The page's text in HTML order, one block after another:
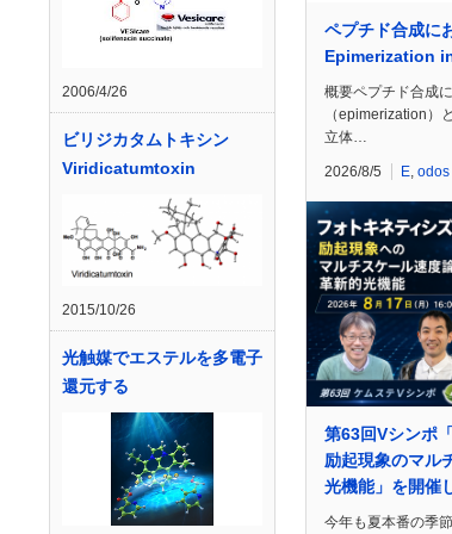
2006/4/26
ビリジカタムトキシン
Viridicatumtoxin
2015/10/26
光触媒でエステルを多電子
還元する
ペプチド合成に
Epimerization
概要ペプチド合成
（epimerization）
立体…
2026/8/5 E,
第63回Vシンポ
励起現象のマル
光機能」を開催
今年も夏本番の季